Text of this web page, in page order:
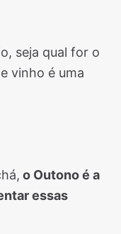
seja qual for o
vinho é uma
o Outono é a
essas